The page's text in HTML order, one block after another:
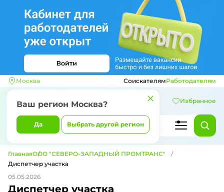
Москва
Ваш регион Москва?
Да Выбрать другой регион
СоискателямРаботодателям
Избранное
ГлавнаяООО "СЕВЕРО-ЗАПАДНЫЙ ПРОМТРАНС"
Диспетчер участка
05.05.2026
Диспетчер участка